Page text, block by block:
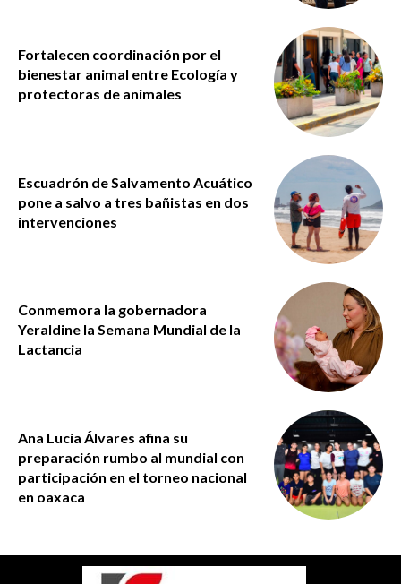
Fortalecen coordinación por el
bienestar animal entre Ecología y
protectoras de animales
Escuadrón de Salvamento Acuático
pone a salvo a tres bañistas en dos
intervenciones
Conmemora la gobernadora
Yeraldine la Semana Mundial de la
Lactancia
Ana Lucía Álvares afina su
preparación rumbo al mundial con
participación en el torneo nacional
en oaxaca